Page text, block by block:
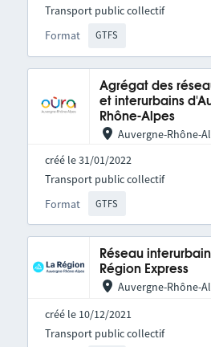
Format GTFS
Transport public collectif
Agrégat des
et interurbains
Rhône-Alpes
Auvergne-Rhône-
créé le 31/01/2022
Format GTFS
Transport public collectif
Réseau
Région Express
Auvergne-Rhône-
créé le 10/12/2021
Transport public collectif